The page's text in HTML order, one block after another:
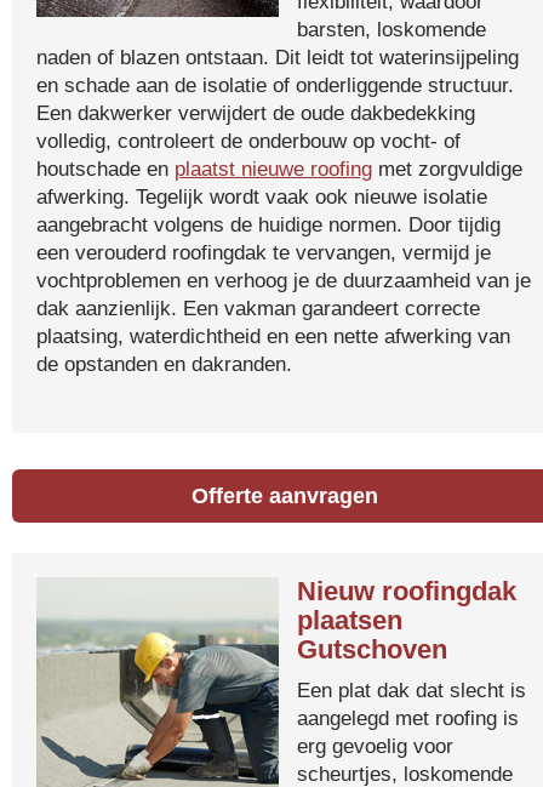
barsten, loskomende
naden of blazen ontstaan. Dit leidt tot waterinsijpeling
en schade aan de isolatie of onderliggende structuur.
Een dakwerker verwijdert de oude dakbedekking
volledig, controleert de onderbouw op vocht- of
houtschade en plaatst nieuwe roofing met zorgvuldige
afwerking. Tegelijk wordt vaak ook nieuwe isolatie
aangebracht volgens de huidige normen. Door tijdig
een verouderd roofingdak te vervangen, vermijd je
vochtproblemen en verhoog je de duurzaamheid van je
dak aanzienlijk. Een vakman garandeert correcte
plaatsing, waterdichtheid en een nette afwerking van
de opstanden en dakranden.
Offerte aanvragen
Nieuw roofingdak
plaatsen
Gutschoven
Een plat dak dat slecht is
aangelegd met roofing is
erg gevoelig voor
scheurtjes, loskomende